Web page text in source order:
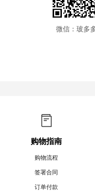
微信：玻多
购物指南
购物流程
签署合同
订单付款